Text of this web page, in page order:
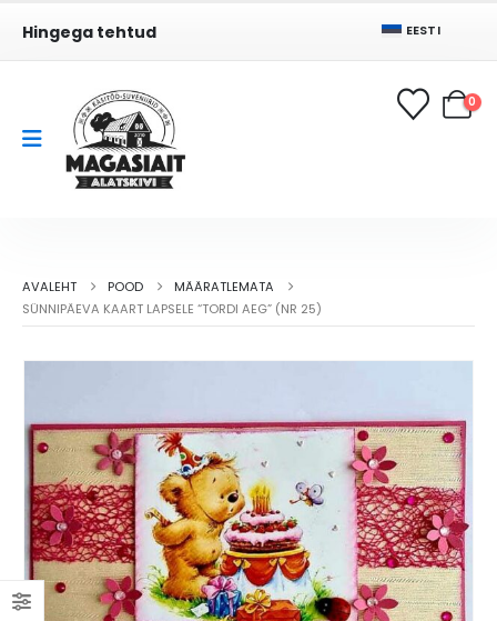
Hingega tehtud EESTI
0
AVALEHT POOD
MÄÄRATLEMATA
SÜNNIPÄEVA KAART LAPSELE “TORDI AEG” (NR 25)